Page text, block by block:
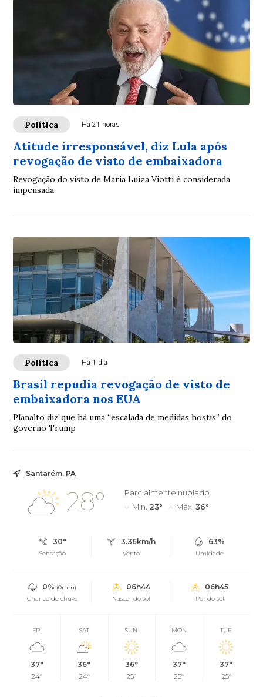
Política Há 21 horas
Atitude irresponsável, diz Lula após
revogação de visto de embaixadora
Revogação do visto de Maria Luiza Viotti é considerada
impensada
Política Há 1 dia
Brasil repudia revogação de visto de
embaixadora nos EUA
Planalto diz que há uma “escalada de medidas hostis” do
governo Trump
Santarém, PA
28°
Parcialmente nublado
Mín. 23° Máx. 36°
30°
Sensação
3.36km/h
Vento
63%
Umidade
0% (0mm)
Chance de chuva
06h44
Nascer do sol
06h45
Pôr do sol
FRI
37°
24°
SAT
36°
24°
SUN
36°
25°
MON
37°
25°
TUE
37°
25°